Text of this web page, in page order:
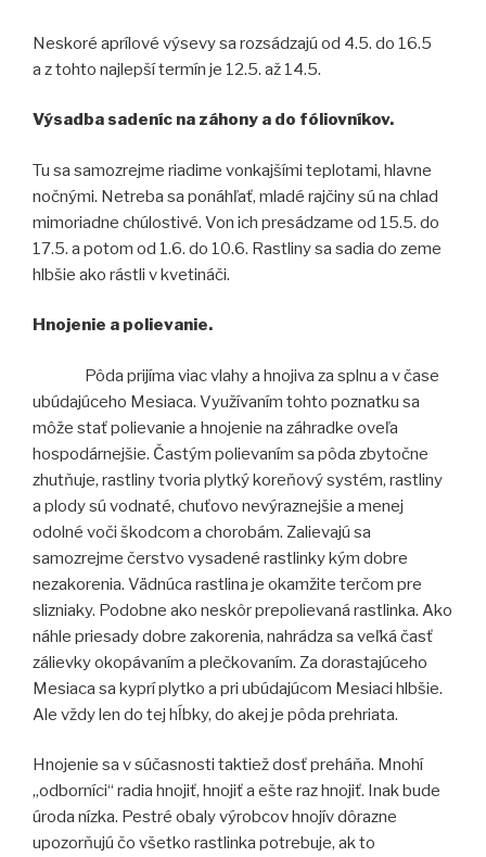
Neskoré aprílové výsevy sa rozsádzajú od 4.5. do 16.5
a z tohto najlepší termín je 12.5. až 14.5.
Výsadba sadeníc na záhony a do fóliovníkov.
Tu sa samozrejme riadime vonkajšími teplotami, hlavne
nočnými. Netreba sa ponáhľať, mladé rajčiny sú na chlad
mimoriadne chúlostivé. Von ich presádzame od 15.5. do
17.5. a potom od 1.6. do 10.6. Rastliny sa sadia do zeme
hlbšie ako rástli v kvetináči.
Hnojenie a polievanie.
Pôda prijíma viac vlahy a hnojiva za splnu a v čase
ubúdajúceho Mesiaca. Využívaním tohto poznatku sa
môže stať polievanie a hnojenie na záhradke oveľa
hospodárnejšie. Častým polievaním sa pôda zbytočne
zhutňuje, rastliny tvoria plytký koreňový systém, rastliny
a plody sú vodnaté, chuťovo nevýraznejšie a menej
odolné voči škodcom a chorobám. Zalievajú sa
samozrejme čerstvo vysadené rastlinky kým dobre
nezakorenia. Vädnúca rastlina je okamžite terčom pre
slizniaky. Podobne ako neskôr prepolievaná rastlinka. Ako
náhle priesady dobre zakorenia, nahrádza sa veľká časť
zálievky okopávaním a plečkovaním. Za dorastajúceho
Mesiaca sa kyprí plytko a pri ubúdajúcom Mesiaci hlbšie.
Ale vždy len do tej hĺbky, do akej je pôda prehriata.
Hnojenie sa v súčasnosti taktiež dosť preháňa. Mnohí
„odborníci“ radia hnojiť, hnojiť a ešte raz hnojiť. Inak bude
úroda nízka. Pestré obaly výrobcov hnojív dôrazne
upozorňujú čo všetko rastlinka potrebuje, ak to